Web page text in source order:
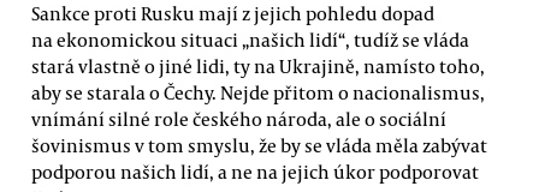
Sankce proti Rusku mají z jejich pohledu dopad
na ekonomickou situaci „našich lidí“, tudíž se vláda
stará vlastně o jiné lidi, ty na Ukrajině, namísto toho,
aby se starala o Čechy. Nejde přitom o nacionalismus,
vnímání silné role českého národa, ale o sociální
šovinismus v tom smyslu, že by se vláda měla zabývat
podporou našich lidí, a ne na jejich úkor podporovat